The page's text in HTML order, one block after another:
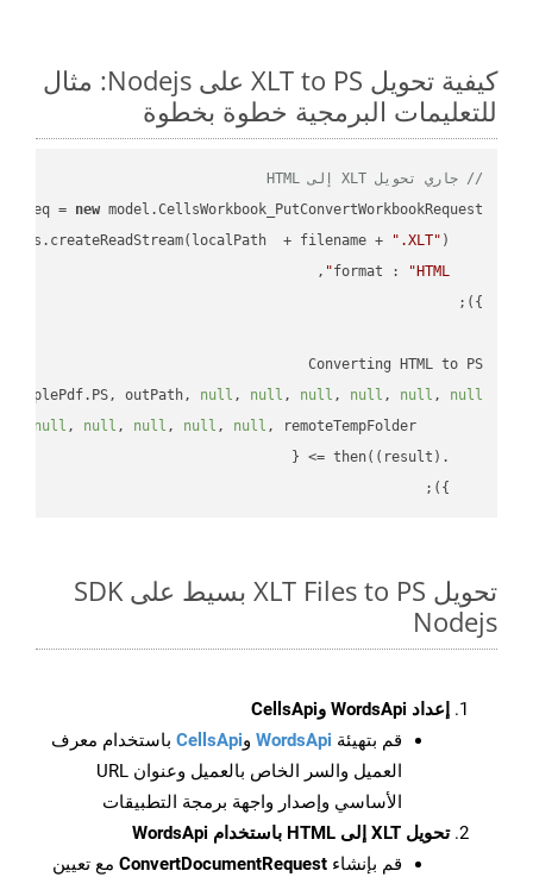
كيفية تحويل XLT to PS على Nodejs: مثال
للتعليمات البرمجية خطوة بخطوة
// جاري تحويل XLT إلى HTML
req = new
: fs.createReadStream(localPath  + filename +
".XLT"
format : "HTML"
Converting HTML to PS
outPath, null , null , null , null , null , null
null , null , null , null , null
    .then(
( result ) =>
    });
تحويل XLT Files to PS بسيط على SDK
Nodejs
إعداد WordsApi وCellsApi
قم بتهيئة WordsApi وCellsApi باستخدام معرف
العميل والسر الخاص بالعميل وعنوان URL
الأساسي وإصدار واجهة برمجة التطبيقات
تحويل XLT إلى HTML باستخدام WordsApi
قم بإنشاء ConvertDocumentRequest مع تعيين